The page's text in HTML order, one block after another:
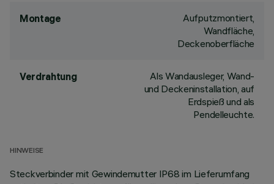
Montage
Aufputzmontiert,
Wandfläche,
Deckenoberfläche
Verdrahtung
Als Wandausleger, Wand-
und Deckeninstallation, auf
Erdspieß und als
Pendelleuchte.
HINWEISE
Steckverbinder mit Gewindemutter IP68 im Lieferumfang